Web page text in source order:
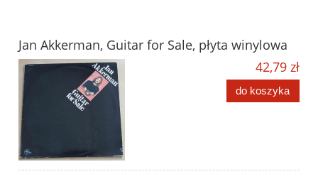
Jan Akkerman, Guitar for Sale, płyta winylowa
42,79 zł
do koszyka